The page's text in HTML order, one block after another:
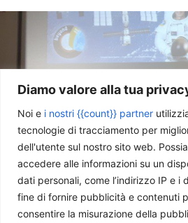
Diamo valore alla tua
Noi e i nostri {{count}} partner
tecnologie di tracciamento per
dell'utente sul nostro sito web.
accedere alle informazioni su un
dati personali, come l’indirizzo IP e i
fine di fornire pubblicità e contenuti
consentire la misurazione della
Luca Parmitano verso Beyond
Emiliano Battisti - 13 Maggio 2019